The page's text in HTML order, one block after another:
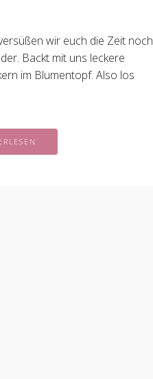
wir euch die Zeit noch
Backt mit uns leckere
im Blumentopf. Also los